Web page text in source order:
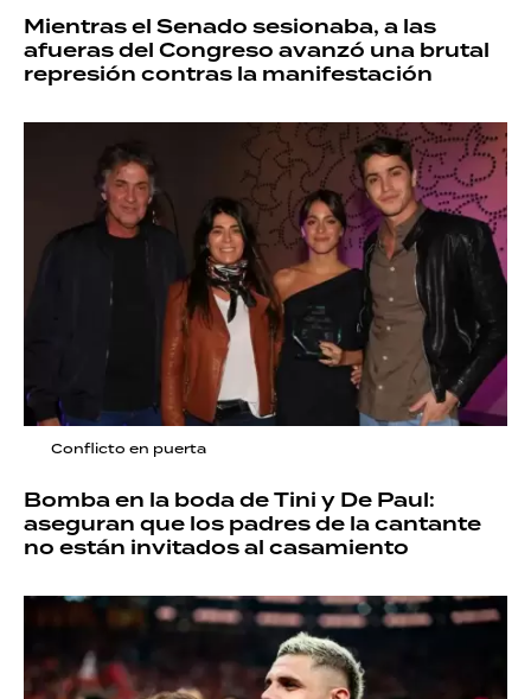
Mientras el Senado sesionaba, a las
afueras del Congreso avanzó una brutal
represión contras la manifestación
Conflicto en puerta
Bomba en la boda de Tini y De Paul:
aseguran que los padres de la cantante
no están invitados al casamiento